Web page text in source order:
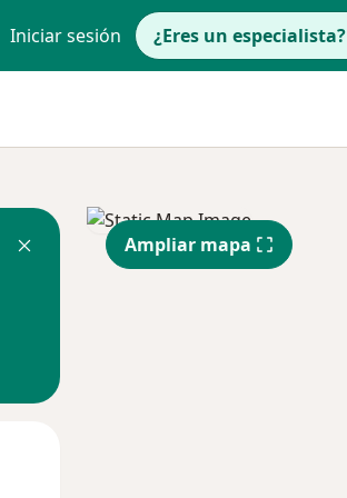
Iniciar sesión ¿Eres un especialista?
Ampliar mapa